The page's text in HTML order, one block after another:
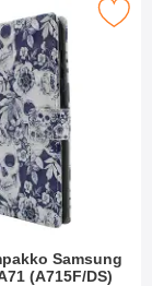
DS) suosikiksi
Samsung
(A715F/DS)
Samsung